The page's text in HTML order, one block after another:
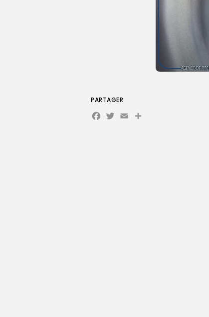
PARTAGER
Facebook
Twitter
Email